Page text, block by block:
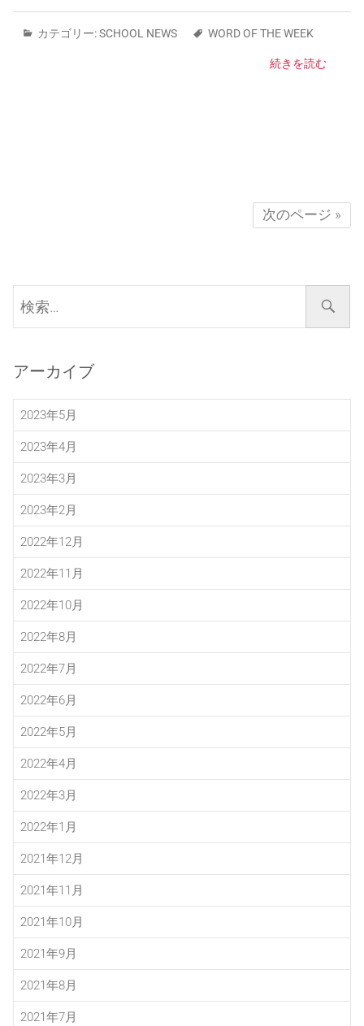
カテゴリー:SCHOOL NEWS WORD OF THE WEEK
続きを読む
次のページ »
索…
アーカイブ
2023年5月
2023年4月
2023年3月
2023年2月
2022年12月
2022年11月
2022年10月
2022年8月
2022年7月
2022年6月
2022年5月
2022年4月
2022年3月
2022年1月
2021年12月
2021年11月
2021年10月
2021年9月
2021年8月
2021年7月